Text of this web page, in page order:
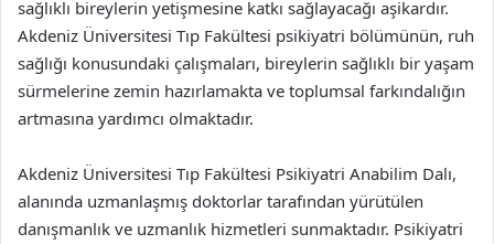
sağlıklı bireylerin yetişmesine katkı sağlayacağı aşikardır.
Akdeniz Üniversitesi Tıp Fakültesi psikiyatri bölümünün, ruh
sağlığı konusundaki çalışmaları, bireylerin sağlıklı bir yaşam
sürmelerine zemin hazırlamakta ve toplumsal farkındalığın
artmasına yardımcı olmaktadır.
Akdeniz Üniversitesi Tıp Fakültesi Psikiyatri Anabilim Dalı,
alanında uzmanlaşmış doktorlar tarafından yürütülen
danışmanlık ve uzmanlık hizmetleri sunmaktadır. Psikiyatri